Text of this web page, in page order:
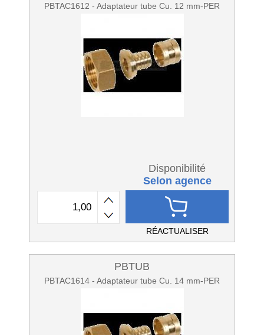
PBTAC1612 - Adaptateur tube Cu. 12 mm-PER
Disponibilité
Selon agence
RÉACTUALISER
PBTUB
PBTAC1614 - Adaptateur tube Cu. 14 mm-PER